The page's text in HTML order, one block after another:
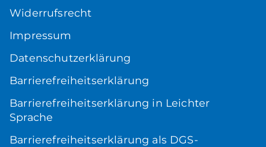
Widerrufsrecht
Impressum
Datenschutzerklärung
Barrierefreiheitserklärung
Barrierefreiheitserklärung in Leichter
Sprache
Barrierefreiheitserklärung als DGS-